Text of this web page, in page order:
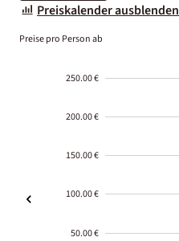
Preiskalender ausblenden
Preise pro Person ab
250.00 €
200.00 €
150.00 €
100.00 €
50.00 €